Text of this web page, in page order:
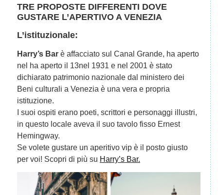
TRE PROPOSTE DIFFERENTI DOVE
GUSTARE L’APERTIVO A VENEZIA
L’istituzionale:
Harry’s Bar è affacciato sul Canal Grande, ha aperto
nel ha aperto il 13nel 1931 e nel 2001 è stato
dichiarato patrimonio nazionale dal ministero dei
Beni culturali a Venezia è una vera e propria
istituzione.
I suoi ospiti erano poeti, scrittori e personaggi illustri,
in questo locale aveva il suo tavolo fisso Ernest
Hemingway.
Se volete gustare un aperitivo vip è il posto giusto
per voi! Scopri di più su Harry’s Bar.